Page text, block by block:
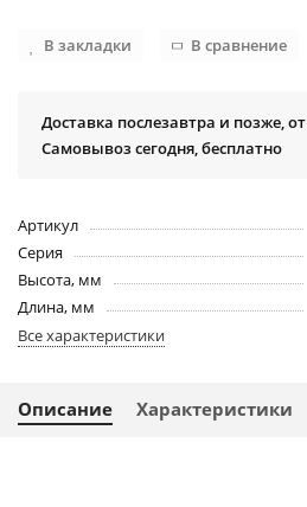
В закладки В сравнение
Доставка послезавтра и позже, от
Самовывоз сегодня, бесплатно
Артикул
Серия
Высота, мм
Длина, мм
Все характеристики
Описание Характеристики